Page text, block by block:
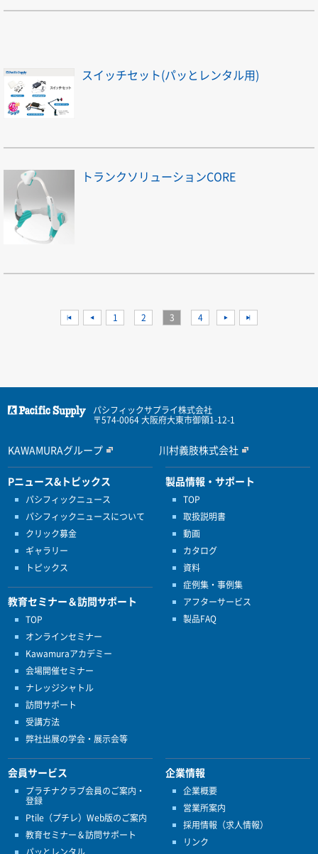
スイッチセット(パッとレンタル用)
トランクソリューションCORE
1 2 3 4
パシフィックサプライ株式会社
〒574-0064 大阪府大東市御領1-12-1
KAWAMURAグループ 川村義肢株式会社
Pニュース&トピックス
パシフィックニュース
パシフィックニュースについて
クリック募金
ギャラリー
トピックス
教育セミナー＆訪問サポート
TOP
オンラインセミナー
Kawamuraアカデミー
会場開催セミナー
ナレッジシャトル
訪問サポート
受講方法
弊社出展の学会・展示会等
製品情報・サポート
TOP
取扱説明書
動画
カタログ
資料
症例集・事例集
アフターサービス
製品FAQ
会員サービス
プラチナクラブ会員のご案内・
登録
Ptile（プチレ）Web版のご案内
教育セミナー＆訪問サポート
企業情報
企業概要
営業所案内
採用情報（求人情報）
リンク